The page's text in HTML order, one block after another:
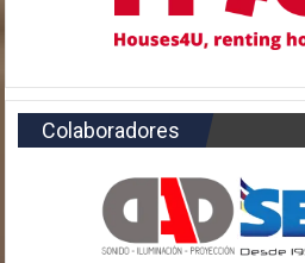
Colaboradores